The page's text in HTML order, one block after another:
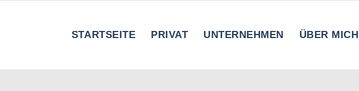
STARTSEITE PRIVAT UNTERNEHMEN ÜBER MICH